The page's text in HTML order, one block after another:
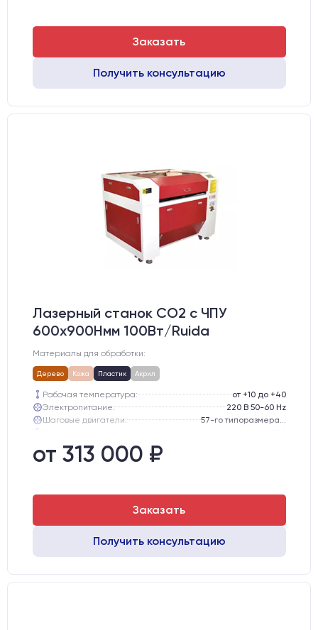
Заказать
Получить консультацию
Лазерный станок CO2 c ЧПУ
600х900Hмм 100Вт/Ruida
Материалы для обработки:
Дерево Кожа Пластик Акрил
Рабочая температура:
от +10 до +40
Электропитание:
220 В 50-60 Hz
Шаговые двигатели:
Направляющие оси Y:
Направляющие оси Х:
от 313 000 ₽
Заказать
Получить консультацию